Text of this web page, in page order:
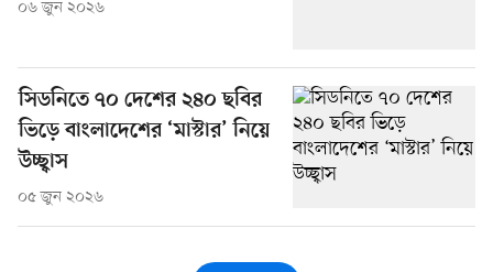
০৬ জুন ২০২৬
সিডনিতে ৭০ দেশের ২৪০ ছবির
ভিড়ে বাংলাদেশের ‘মাস্টার’ নিয়ে
উচ্ছ্বাস
০৫ জুন ২০২৬